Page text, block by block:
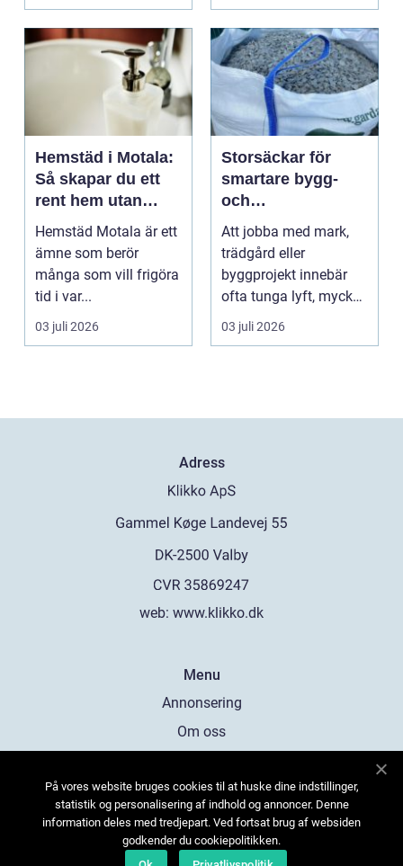
Hemstäd i Motala:
Så skapar du ett
rent hem utan
stress
Hemstäd Motala är ett
ämne som berör
många som vill frigöra
tid i var...
03 juli 2026
Storsäckar för
smartare bygg-
och
trädgårdsprojekt
Att jobba med mark,
trädgård eller
byggprojekt innebär
ofta tunga lyft, mycket
logis...
03 juli 2026
Adress
web: www.klikko.dk
Menu
Annonsering
Om oss
Kontakta oss
Sitemap
På vores website bruges cookies til at huske dine indstillinger,
statistik og personalisering af indhold og annoncer. Denne
information deles med tredjepart. Ved fortsat brug af websiden
godkender du cookiepolitikken.